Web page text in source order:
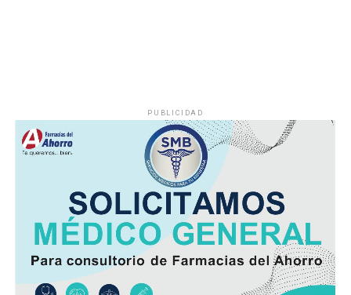
Asimismo, se pronostica la llegada de otra onda tropical
entre viernes y fin de semana.
Finalmente, la SPC de Veracruz recomienda a la
población vigilar el comportamiento de ríos y arroyos
de respuesta rápida y observar su entorno por posibles
derrumbes, deslaves y deslizamiento de laderas.
Además de conducir con precaución por disminución de
PUBLICIDAD